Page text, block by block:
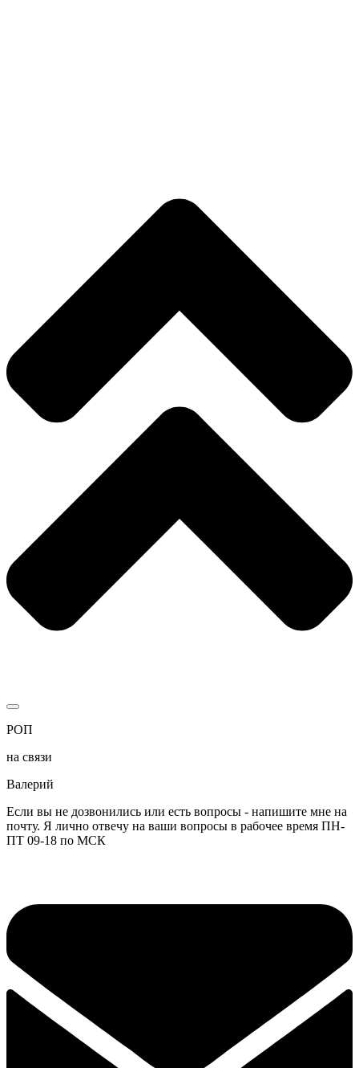
РОП
на связи
Валерий
Если вы не дозвонились или есть вопросы - напишите мне на
почту. Я лично отвечу на ваши вопросы в рабочее время ПН-
ПТ 09-18 по МСК